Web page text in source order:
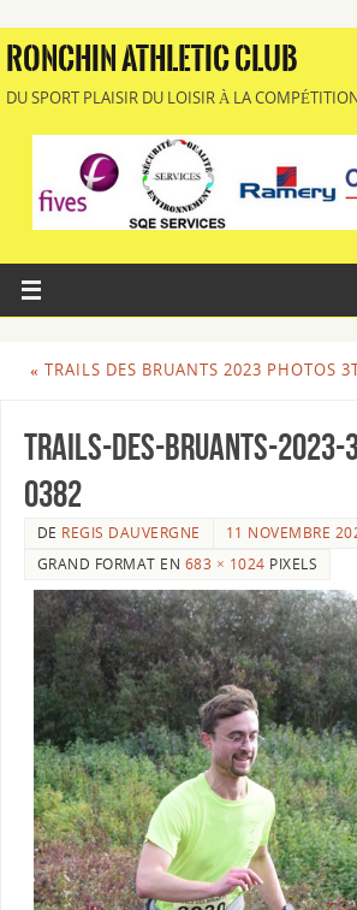
RONCHIN ATHLETIC CLUB
DU SPORT PLAISIR DU LOISIR À LA
« TRAILS DES BRUANTS 2023 PHOTOS
Trails-des-Bruants-2023-
0382
DE REGIS DAUVERGNE
11 NOVEMBRE
GRAND FORMAT EN 683 × 1024 PIXELS